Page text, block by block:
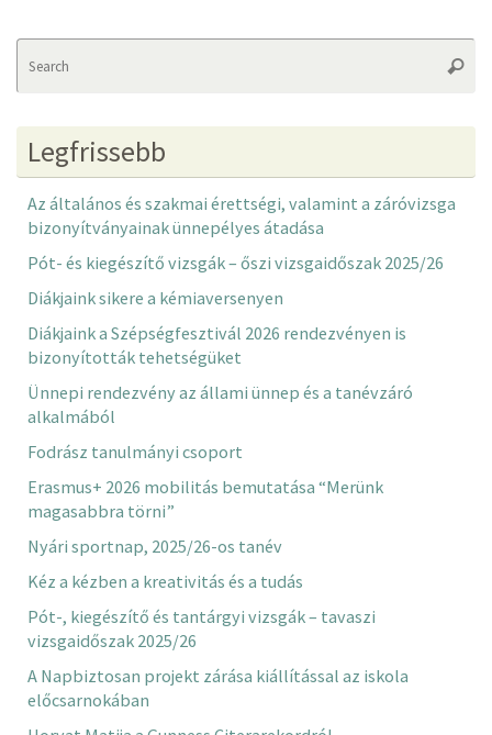
Legfrissebb
Az általános és szakmai érettségi, valamint a záróvizsga
bizonyítványainak ünnepélyes átadása
Pót- és kiegészítő vizsgák – őszi vizsgaidőszak 2025/26
Diákjaink sikere a kémiaversenyen
Diákjaink a Szépségfesztivál 2026 rendezvényen is
bizonyították tehetségüket
Ünnepi rendezvény az állami ünnep és a tanévzáró
alkalmából
Fodrász tanulmányi csoport
Erasmus+ 2026 mobilitás bemutatása “Merünk
magasabbra törni”
Nyári sportnap, 2025/26-os tanév
Kéz a kézben a kreativitás és a tudás
Pót-, kiegészítő és tantárgyi vizsgák – tavaszi
vizsgaidőszak 2025/26
A Napbiztosan projekt zárása kiállítással az iskola
előcsarnokában